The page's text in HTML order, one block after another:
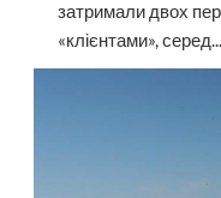
затримали двох
«клієнтами», серед...